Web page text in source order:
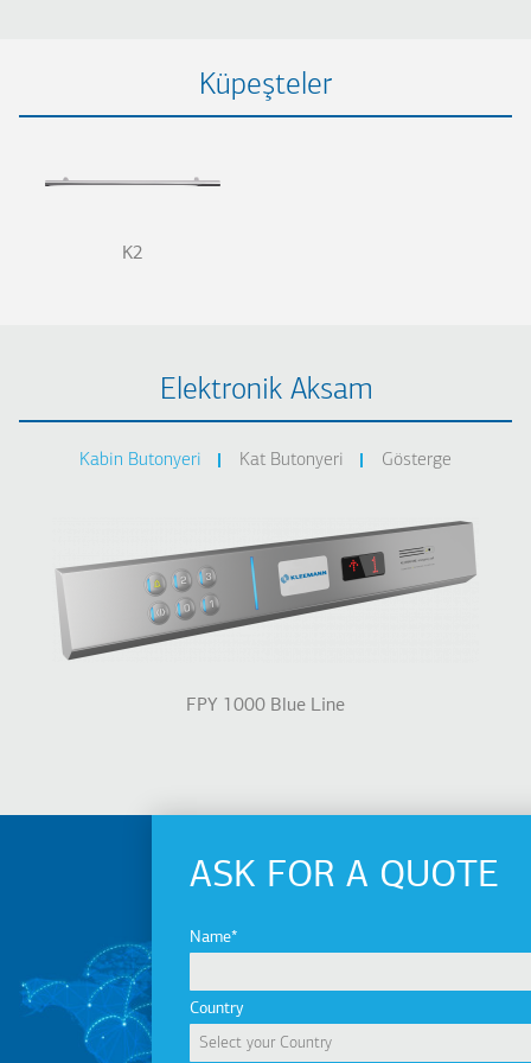
Küpeşteler
K2
Elektronik Aksam
Kabin Butonyeri Kat Butonyeri Gösterge
FPY 1000 Blue Line
ASK FOR A QUOTE
Name
Country